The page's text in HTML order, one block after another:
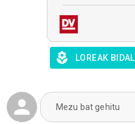
LOREAK BIDALI
Mezu bat gehitu